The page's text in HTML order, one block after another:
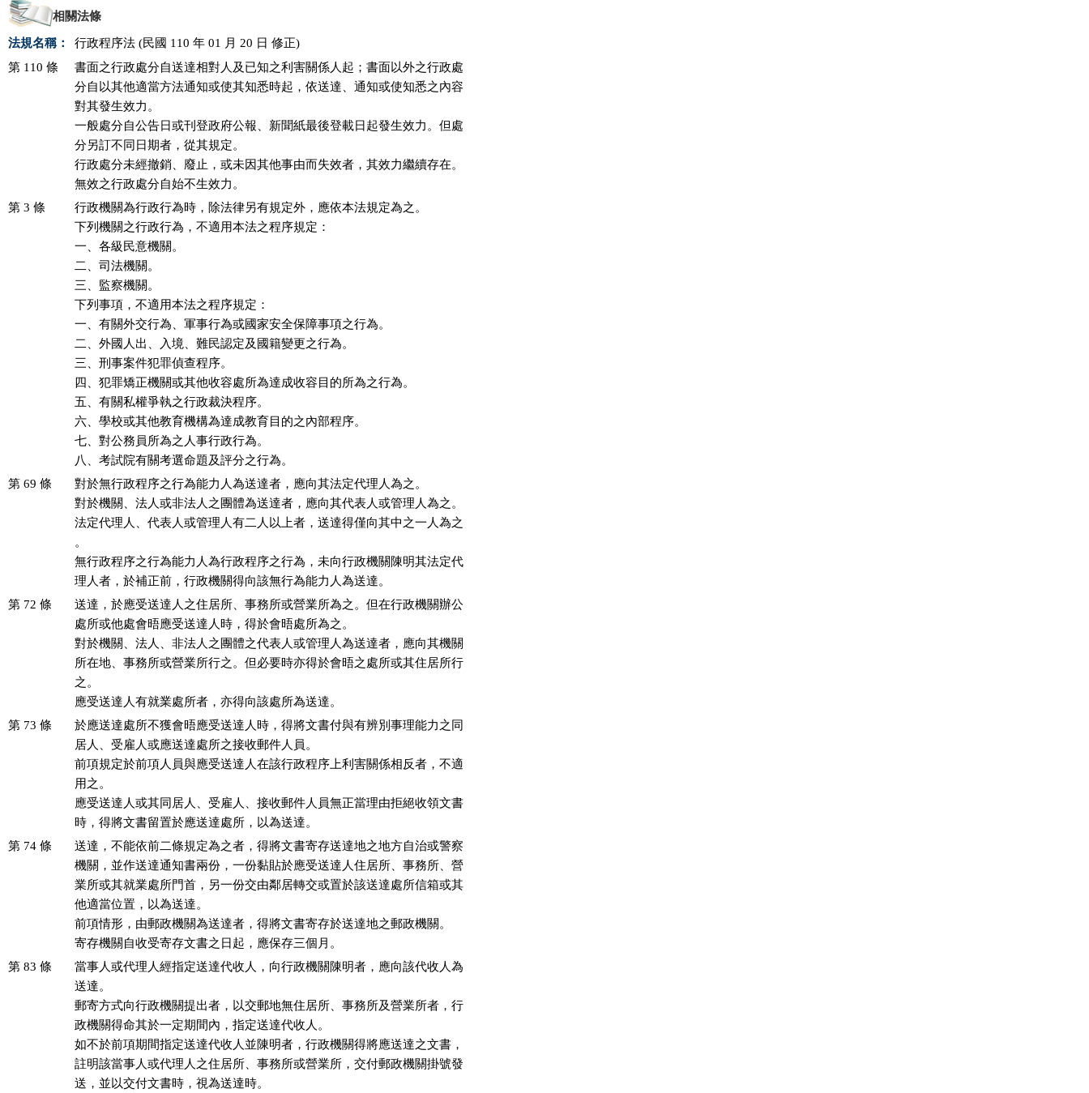
相關法條
法規名稱：
行政程序法 (民國 110 年 01 月 20 日 修正)
第 110 條
書面之行政處分自送達相對人及已知之利害關係人起；書面以外之行政處
分自以其他適當方法通知或使其知悉時起，依送達、通知或使知悉之內容
對其發生效力。
一般處分自公告日或刊登政府公報、新聞紙最後登載日起發生效力。但處
分另訂不同日期者，從其規定。
行政處分未經撤銷、廢止，或未因其他事由而失效者，其效力繼續存在。
無效之行政處分自始不生效力。
第 3 條
行政機關為行政行為時，除法律另有規定外，應依本法規定為之。
下列機關之行政行為，不適用本法之程序規定：
一、各級民意機關。
二、司法機關。
三、監察機關。
下列事項，不適用本法之程序規定：
一、有關外交行為、軍事行為或國家安全保障事項之行為。
二、外國人出、入境、難民認定及國籍變更之行為。
三、刑事案件犯罪偵查程序。
四、犯罪矯正機關或其他收容處所為達成收容目的所為之行為。
五、有關私權爭執之行政裁決程序。
六、學校或其他教育機構為達成教育目的之內部程序。
七、對公務員所為之人事行政行為。
八、考試院有關考選命題及評分之行為。
第 69 條
對於無行政程序之行為能力人為送達者，應向其法定代理人為之。
對於機關、法人或非法人之團體為送達者，應向其代表人或管理人為之。
法定代理人、代表人或管理人有二人以上者，送達得僅向其中之一人為之
。
無行政程序之行為能力人為行政程序之行為，未向行政機關陳明其法定代
理人者，於補正前，行政機關得向該無行為能力人為送達。
第 72 條
送達，於應受送達人之住居所、事務所或營業所為之。但在行政機關辦公
處所或他處會晤應受送達人時，得於會晤處所為之。
對於機關、法人、非法人之團體之代表人或管理人為送達者，應向其機關
所在地、事務所或營業所行之。但必要時亦得於會晤之處所或其住居所行
之。
應受送達人有就業處所者，亦得向該處所為送達。
第 73 條
於應送達處所不獲會晤應受送達人時，得將文書付與有辨別事理能力之同
居人、受雇人或應送達處所之接收郵件人員。
前項規定於前項人員與應受送達人在該行政程序上利害關係相反者，不適
用之。
應受送達人或其同居人、受雇人、接收郵件人員無正當理由拒絕收領文書
時，得將文書留置於應送達處所，以為送達。
第 74 條
送達，不能依前二條規定為之者，得將文書寄存送達地之地方自治或警察
機關，並作送達通知書兩份，一份黏貼於應受送達人住居所、事務所、營
業所或其就業處所門首，另一份交由鄰居轉交或置於該送達處所信箱或其
他適當位置，以為送達。
前項情形，由郵政機關為送達者，得將文書寄存於送達地之郵政機關。
寄存機關自收受寄存文書之日起，應保存三個月。
第 83 條
當事人或代理人經指定送達代收人，向行政機關陳明者，應向該代收人為
送達。
郵寄方式向行政機關提出者，以交郵地無住居所、事務所及營業所者，行
政機關得命其於一定期間內，指定送達代收人。
如不於前項期間指定送達代收人並陳明者，行政機關得將應送達之文書，
註明該當事人或代理人之住居所、事務所或營業所，交付郵政機關掛號發
送，並以交付文書時，視為送達時。